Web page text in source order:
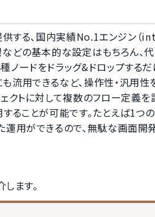
する、国内実績No.1エンジン（
などの基本的な設定はもちろん
ノードをドラッグ&ドロップする
流用できるなど、操作性・汎用
クトに対して複数のフロー定義
ることが可能です。たとえば1
運用ができるので、無駄な画面開
ます。